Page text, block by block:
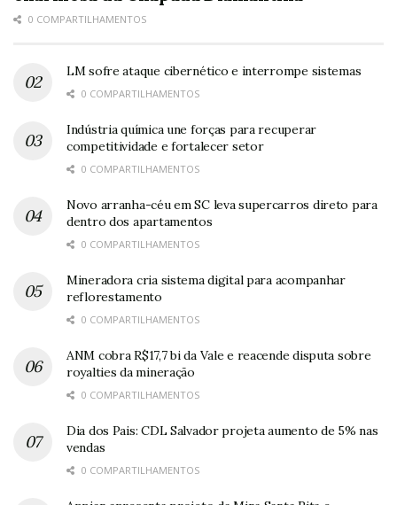
0 COMPARTILHAMENTOS
LM sofre ataque cibernético e interrompe sistemas
0 COMPARTILHAMENTOS
Indústria química une forças para recuperar
competitividade e fortalecer setor
0 COMPARTILHAMENTOS
Novo arranha-céu em SC leva supercarros direto para
dentro dos apartamentos
0 COMPARTILHAMENTOS
Mineradora cria sistema digital para acompanhar
reflorestamento
0 COMPARTILHAMENTOS
ANM cobra R$17,7 bi da Vale e reacende disputa sobre
royalties da mineração
0 COMPARTILHAMENTOS
Dia dos Pais: CDL Salvador projeta aumento de 5% nas
vendas
0 COMPARTILHAMENTOS